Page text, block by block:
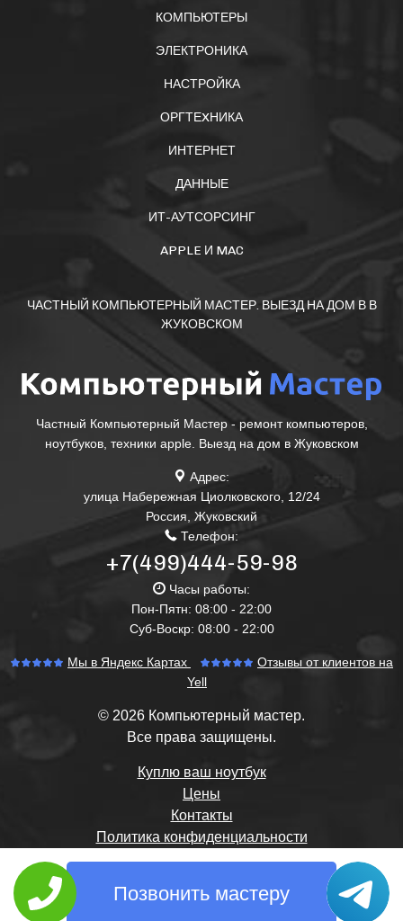
КОМПЬЮТЕРЫ
ЭЛЕКТРОНИКА
НАСТРОЙКА
ОРГТЕXНИКА
ИНТЕРНЕТ
ДАННЫЕ
ИТ-АУТСОРСИНГ
APPLE И MAC
ЧАСТНЫЙ КОМПЬЮТЕРНЫЙ МАСТЕР. ВЫЕЗД НА ДОМ В В
ЖУКОВСКОМ
Частный Компьютерный Мастер - ремонт компьютеров,
ноутбуков, техники apple. Выезд на дом в Жуковском
Адрес:
улица Набережная Циолковского, 12/24
Россия, Жуковский
Телефон:
+7(499)444-59-98
Часы работы:
Пон-Пятн: 08:00 - 22:00
Суб-Воскр: 08:00 - 22:00
Мы в Яндекс Картах
Отзывы от клиентов на
Yell
© 2026 Компьютерный мастер.
Все права защищены.
Куплю ваш ноутбук
Цены
Контакты
Политика конфиденциальности
Позвонить мастеру